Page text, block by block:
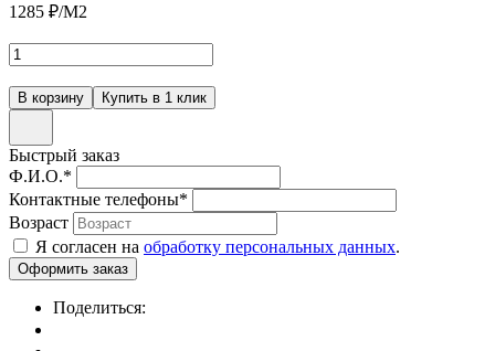
1285 ₽/М2
Быстрый заказ
Ф.И.О.*
Контактные телефоны*
Возраст
Я согласен на обработку персональных данных.
Поделиться: